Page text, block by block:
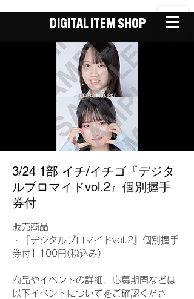
DIGITAL ITEM SHOP
3/24 1部 イチ/イチゴ『デジタ
ルブロマイドvol.2』個別握手
券付
販売商品
・『デジタルブロマイドvol.2』個別握手
券付1,100円(税込み)
商品やイベントの詳細、応募期間などは
以下イベントについてをご確認くださ